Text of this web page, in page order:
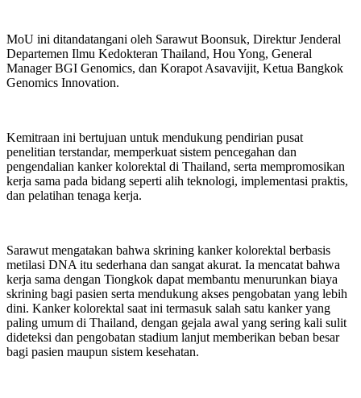
MoU ini ditandatangani oleh Sarawut Boonsuk, Direktur Jenderal
Departemen Ilmu Kedokteran Thailand, Hou Yong, General
Manager BGI Genomics, dan Korapot Asavavijit, Ketua Bangkok
Genomics Innovation.
Kemitraan ini bertujuan untuk mendukung pendirian pusat
penelitian terstandar, memperkuat sistem pencegahan dan
pengendalian kanker kolorektal di Thailand, serta mempromosikan
kerja sama pada bidang seperti alih teknologi, implementasi praktis,
dan pelatihan tenaga kerja.
Sarawut mengatakan bahwa skrining kanker kolorektal berbasis
metilasi DNA itu sederhana dan sangat akurat. Ia mencatat bahwa
kerja sama dengan Tiongkok dapat membantu menurunkan biaya
skrining bagi pasien serta mendukung akses pengobatan yang lebih
dini. Kanker kolorektal saat ini termasuk salah satu kanker yang
paling umum di Thailand, dengan gejala awal yang sering kali sulit
dideteksi dan pengobatan stadium lanjut memberikan beban besar
bagi pasien maupun sistem kesehatan.